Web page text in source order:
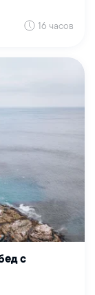
16 часов
с